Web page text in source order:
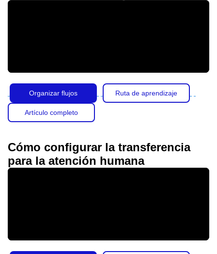
Organizar flujos Ruta de aprendizaje
Artículo completo
Cómo configurar la transferencia
para la atención humana